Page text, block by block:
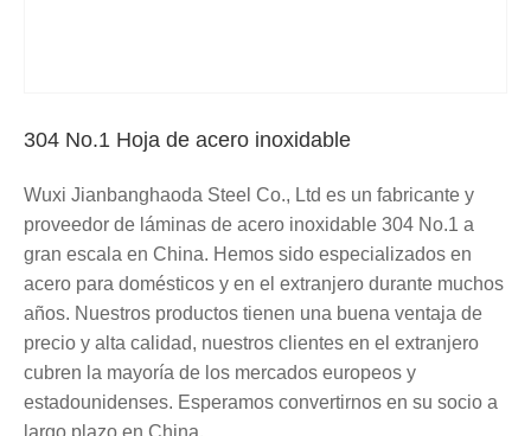
304 No.1 Hoja de acero inoxidable
Wuxi Jianbanghaoda Steel Co., Ltd es un fabricante y
proveedor de láminas de acero inoxidable 304 No.1 a
gran escala en China. Hemos sido especializados en
acero para domésticos y en el extranjero durante muchos
años. Nuestros productos tienen una buena ventaja de
precio y alta calidad, nuestros clientes en el extranjero
cubren la mayoría de los mercados europeos y
estadounidenses. Esperamos convertirnos en su socio a